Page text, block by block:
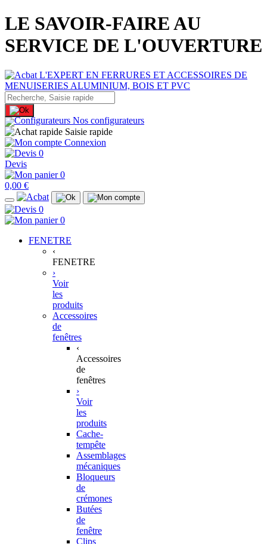
LE SAVOIR-FAIRE AU
SERVICE DE L'OUVERTURE
Nos configurateurs
Saisie rapide
Connexion
0
Devis
0
0,00 €
0
0
FENETRE
‹
FENETRE
›
Voir
les
produits
Accessoires
de
fenêtres
‹
Accessoires
de
fenêtres
›
Voir
les
produits
Cache-
tempête
Assemblages
mécaniques
Bloqueurs
de
crémones
Butées
de
fenêtre
Clips